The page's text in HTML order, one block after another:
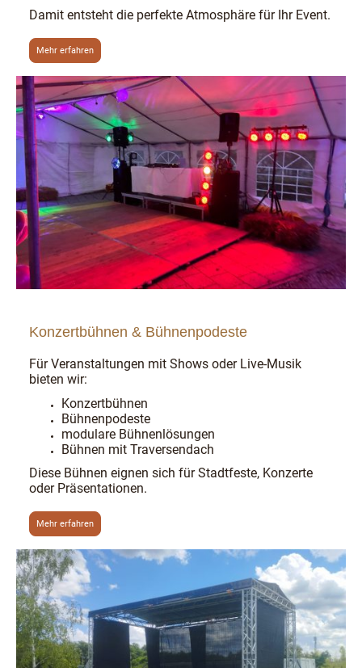
Damit entsteht die perfekte Atmosphäre für Ihr Event.
Mehr erfahren
Konzertbühnen & Bühnenpodeste
Für Veranstaltungen mit Shows oder Live-Musik
bieten wir:
Konzertbühnen
Bühnenpodeste
modulare Bühnenlösungen
Bühnen mit Traversendach
Diese Bühnen eignen sich für Stadtfeste, Konzerte
oder Präsentationen.
Mehr erfahren